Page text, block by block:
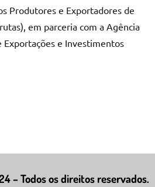
Produtores e Exportadores de
em parceria com a Agência
Exportações e Investimentos
– Todos os direitos reservados.